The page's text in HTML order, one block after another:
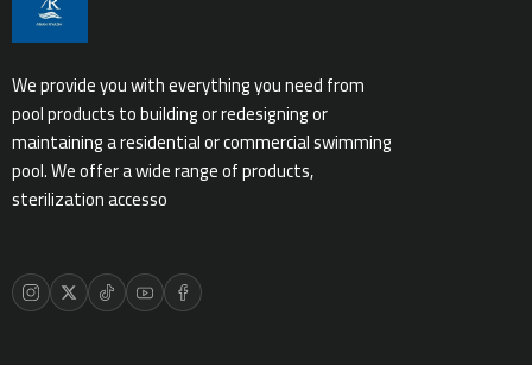
We provide you with everything you need from
pool products to building or redesigning or
maintaining a residential or commercial swimming
pool. We offer a wide range of products,
sterilization accesso